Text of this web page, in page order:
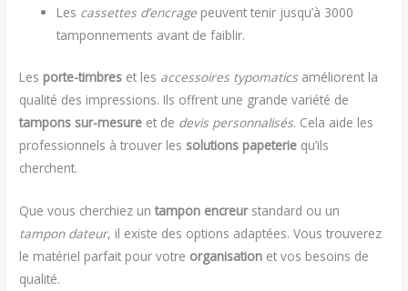
Les cassettes d’encrage peuvent tenir jusqu’à 3000
tamponnements avant de faiblir.
Les porte-timbres et les accessoires typomaticsaméliorent la
qualité des impressions. Ils offrent une grande variété de
tampons sur-mesure et de devis personnalisés. Cela aide les
professionnels à trouver les solutions papeterie qu’ils
cherchent.
Que vous cherchiez untampon encreurstandard ou un
tampon dateur, il existe des options adaptées. Vous trouverez
le matériel parfait pour votre organisation et vos besoins de
qualité.